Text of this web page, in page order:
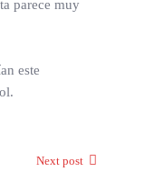
parece muy
este
Next post